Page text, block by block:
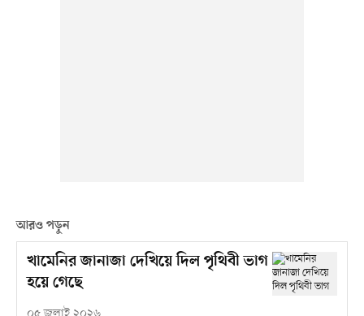
আরও পড়ুন
খামেনির জানাজা দেখিয়ে দিল পৃথিবী ভাগ
হয়ে গেছে